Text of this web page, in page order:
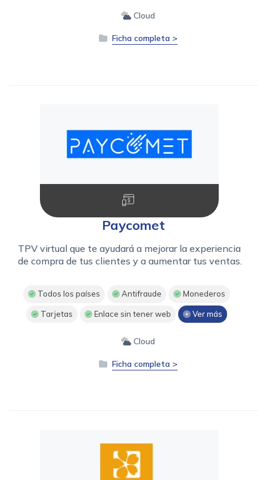
Cloud
Ficha completa >
Paycomet
TPV virtual que te ayudará a mejorar la experiencia
de compra de tus clientes y a aumentar tus ventas.
Todos los países Antifraude Monederos
Tarjetas Enlace sin tener web Ver más
Cloud
Ficha completa >